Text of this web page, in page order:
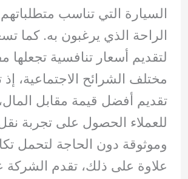
السيارة التي تناسب
الراحة الذي يرغبون به. كما
لتقديم أسعار تنافسية تجعلها
مختلف الشرائح الاجتماعية،
تقديم أفضل قيمة مقابل
للعملاء الحصول على تجربة
وموثوقة دون الحاجة لتحمل
علاوة على ذلك، تقدم الشركة